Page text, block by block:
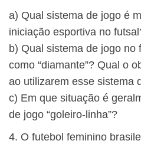
a) Qual sistema de jogo é
iniciação esportiva no
b) Qual sistema de jogo no
como “diamante”? Qual o
ao utilizarem esse sistema
c) Em que situação é
de jogo “goleiro-linha”?
4. O futebol feminino